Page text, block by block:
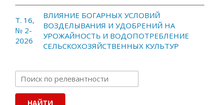
Т. 16,
№ 2-
2026
ВЛИЯНИЕ БОГАРНЫХ УСЛОВИЙ
ВОЗДЕЛЫВАНИЯ И УДОБРЕНИЙ НА
УРОЖАЙНОСТЬ И ВОДОПОТРЕБЛЕНИЕ
СЕЛЬСКОХОЗЯЙСТВЕННЫХ КУЛЬТУР